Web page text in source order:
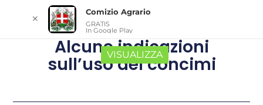
Alcune indicazioni
sull’uso dei concimi
✕
Comizio Agrario
GRATIS
In Google Play
VISUALIZZA